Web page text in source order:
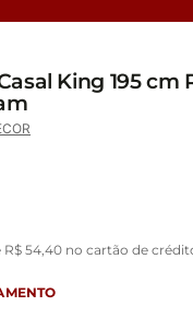
King 195 cm
R$ 54 40 no cartão de